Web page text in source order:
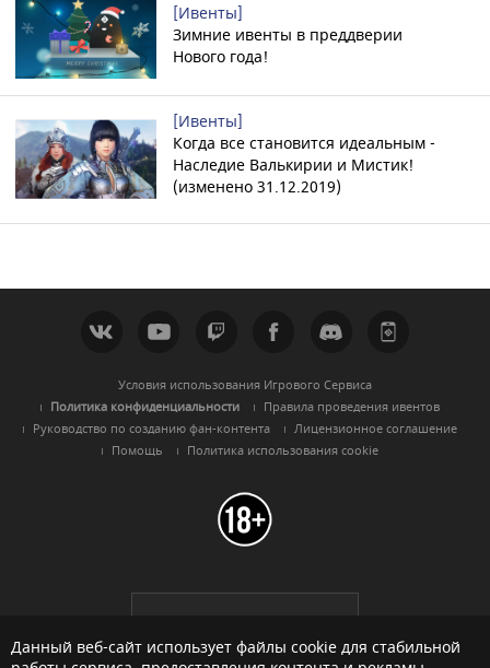
[Ивенты]
Зимние ивенты в преддверии
Нового года!
[Ивенты]
Когда все становится идеальным -
Наследие Валькирии и Мистик!
(изменено 31.12.2019)
Условия использования Игрового Сервиса
Политика конфиденциальности
Правила проведения ивентов
Руководство по созданию фан-контента
Лицензионное соглашение
Помощь
Политика использования cookie
Данный веб-сайт использует файлы cookie для стабильной